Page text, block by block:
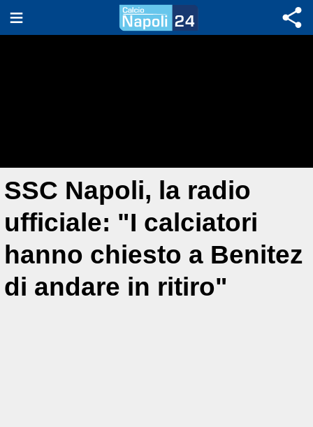
SSC Napoli, la radio
ufficiale: "I calciatori
hanno chiesto a Benitez
di andare in ritiro"